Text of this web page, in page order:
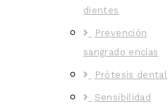
dientes
Prevención
sangrado encías
Prótesis dental
Sensibilidad